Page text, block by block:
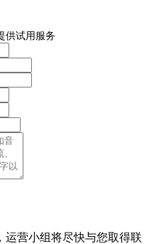
供试用服务
运营小组将尽快与您取得联